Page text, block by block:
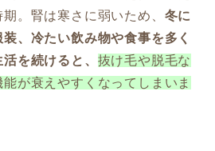
。腎は寒さに弱いため、 冬に
、冷たい飲み物や食事を多く
を続けると、 抜け毛や脱毛な
能が衰えやすくなってしまいま